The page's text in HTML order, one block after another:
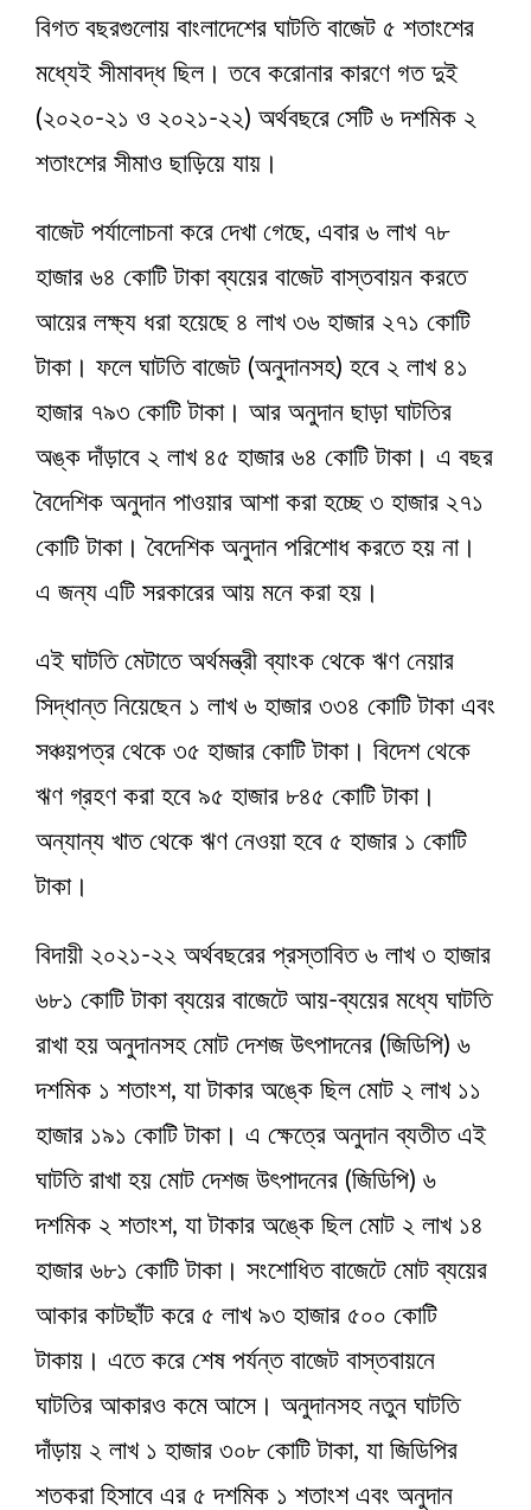
বিগত বছরগুলোয় বাংলাদেশের ঘাটতি বাজেট ৫ শতাংশের
মধ্যেই সীমাবদ্ধ ছিল। তবে করোনার কারণে গত দুই
(২০২০-২১ ও ২০২১-২২) অর্থবছরে সেটি ৬ দশমিক ২
শতাংশের সীমাও ছাড়িয়ে যায়।
বাজেট পর্যালোচনা করে দেখা গেছে, এবার ৬ লাখ ৭৮
হাজার ৬৪ কোটি টাকা ব্যয়ের বাজেট বাস্তবায়ন করতে
আয়ের লক্ষ্য ধরা হয়েছে ৪ লাখ ৩৬ হাজার ২৭১ কোটি
টাকা। ফলে ঘাটতি বাজেট (অনুদানসহ) হবে ২ লাখ ৪১
হাজার ৭৯৩ কোটি টাকা। আর অনুদান ছাড়া ঘাটতির
অঙ্ক দাঁড়াবে ২ লাখ ৪৫ হাজার ৬৪ কোটি টাকা। এ বছর
বৈদেশিক অনুদান পাওয়ার আশা করা হচ্ছে ৩ হাজার ২৭১
কোটি টাকা। বৈদেশিক অনুদান পরিশোধ করতে হয় না।
এ জন্য এটি সরকারের আয় মনে করা হয়।
এই ঘাটতি মেটাতে অর্থমন্ত্রী ব্যাংক থেকে ঋণ নেয়ার
সিদ্ধান্ত নিয়েছেন ১ লাখ ৬ হাজার ৩৩৪ কোটি টাকা এবং
সঞ্চয়পত্র থেকে ৩৫ হাজার কোটি টাকা। বিদেশ থেকে
ঋণ গ্রহণ করা হবে ৯৫ হাজার ৮৪৫ কোটি টাকা।
অন্যান্য খাত থেকে ঋণ নেওয়া হবে ৫ হাজার ১ কোটি
টাকা।
বিদায়ী ২০২১-২২ অর্থবছরের প্রস্তাবিত ৬ লাখ ৩ হাজার
৬৮১ কোটি টাকা ব্যয়ের বাজেটে আয়-ব্যয়ের মধ্যে ঘাটতি
রাখা হয় অনুদানসহ মোট দেশজ উৎপাদনের (জিডিপি) ৬
দশমিক ১ শতাংশ, যা টাকার অঙ্কে ছিল মোট ২ লাখ ১১
হাজার ১৯১ কোটি টাকা। এ ক্ষেত্রে অনুদান ব্যতীত এই
ঘাটতি রাখা হয় মোট দেশজ উৎপাদনের (জিডিপি) ৬
দশমিক ২ শতাংশ, যা টাকার অঙ্কে ছিল মোট ২ লাখ ১৪
হাজার ৬৮১ কোটি টাকা। সংশোধিত বাজেটে মোট ব্যয়ের
আকার কাটছাঁট করে ৫ লাখ ৯৩ হাজার ৫০০ কোটি
টাকায়। এতে করে শেষ পর্যন্ত বাজেট বাস্তবায়নে
ঘাটতির আকারও কমে আসে। অনুদানসহ নতুন ঘাটতি
দাঁড়ায় ২ লাখ ১ হাজার ৩০৮ কোটি টাকা, যা জিডিপির
শতকরা হিসাবে এর ৫ দশমিক ১ শতাংশ এবং অনুদান